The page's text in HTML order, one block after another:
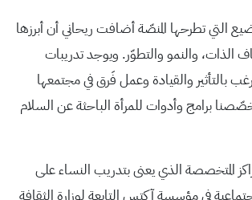
التي تطرحها المنصّة أضافت ريحاني أن أبرزها
الذات، والنمو والتطوّر. ويوجد تدريبات
بالتأثير والقيادة وعمل فَرق في مجتمعها
برامج وأدوات للمرأة الباحثة عن السلام
المتخصصة الذي يعنى بتدريب النساء على
في مؤسسة آكتس التابعة لوزارة الثقافة